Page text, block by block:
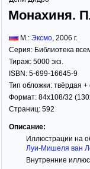
Монахиня.
М.: Эксмо, 2006 г.
Серия: Библиотека
Тираж: 5000 экз.
ISBN: 5-699-16645-9
Тип обложки: твёрдая +
Формат: 84x108/32
Страниц: 592
Описание:
Иллюстрации на
Луи-Мишеля ван
Внутренние